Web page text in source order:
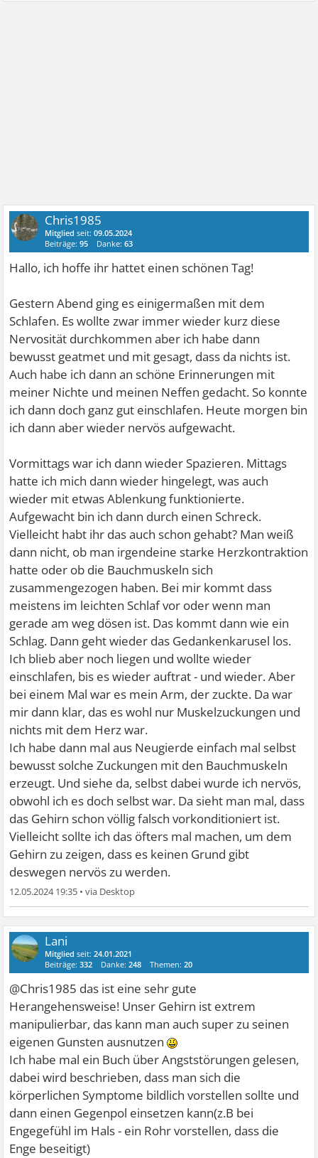
Chris1985
Mitglied seit:09.05.2024
Beiträge:95 Danke:63
Hallo, ich hoffe ihr hattet einen schönen Tag!
Gestern Abend ging es einigermaßen mit dem
Schlafen. Es wollte zwar immer wieder kurz diese
Nervosität durchkommen aber ich habe dann
bewusst geatmet und mit gesagt, dass da nichts ist.
Auch habe ich dann an schöne Erinnerungen mit
meiner Nichte und meinen Neffen gedacht. So konnte
ich dann doch ganz gut einschlafen. Heute morgen bin
ich dann aber wieder nervös aufgewacht.
Vormittags war ich dann wieder Spazieren. Mittags
hatte ich mich dann wieder hingelegt, was auch
wieder mit etwas Ablenkung funktionierte.
Aufgewacht bin ich dann durch einen Schreck.
Vielleicht habt ihr das auch schon gehabt? Man weiß
dann nicht, ob man irgendeine starke Herzkontraktion
hatte oder ob die Bauchmuskeln sich
zusammengezogen haben. Bei mir kommt dass
meistens im leichten Schlaf vor oder wenn man
gerade am weg dösen ist. Das kommt dann wie ein
Schlag. Dann geht wieder das Gedankenkarusel los.
Ich blieb aber noch liegen und wollte wieder
einschlafen, bis es wieder auftrat - und wieder. Aber
bei einem Mal war es mein Arm, der zuckte. Da war
mir dann klar, das es wohl nur Muskelzuckungen und
nichts mit dem Herz war.
Ich habe dann mal aus Neugierde einfach mal selbst
bewusst solche Zuckungen mit den Bauchmuskeln
erzeugt. Und siehe da, selbst dabei wurde ich nervös,
obwohl ich es doch selbst war. Da sieht man mal, dass
das Gehirn schon völlig falsch vorkonditioniert ist.
Vielleicht sollte ich das öfters mal machen, um dem
Gehirn zu zeigen, dass es keinen Grund gibt
deswegen nervös zu werden.
12.05.2024 19:35 •
Lani
Mitglied seit:24.01.2021
Beiträge:332 Danke:248 Themen:20
@Chris1985 das ist eine sehr gute
Herangehensweise! Unser Gehirn ist extrem
manipulierbar, das kann man auch super zu seinen
eigenen Gunsten ausnutzen
Ich habe mal ein Buch über Angststörungen gelesen,
dabei wird beschrieben, dass man sich die
körperlichen Symptome bildlich vorstellen sollte und
dann einen Gegenpol einsetzen kann(z.B bei
Engegefühl im Hals - ein Rohr vorstellen, dass die
Enge beseitigt)